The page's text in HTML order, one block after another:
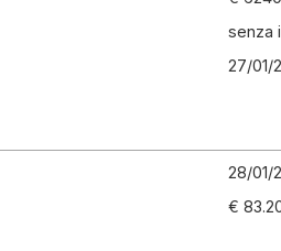
senza
27/01/
28/01/
€